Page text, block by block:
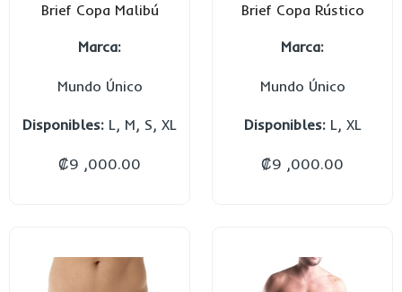
Brief Copa Malibú
Marca:
Mundo Único
Disponibles: L, M, S, XL
₡9 ,000.00
Brief Copa Rústico
Marca:
Mundo Único
Disponibles:L, XL
₡9 ,000.00